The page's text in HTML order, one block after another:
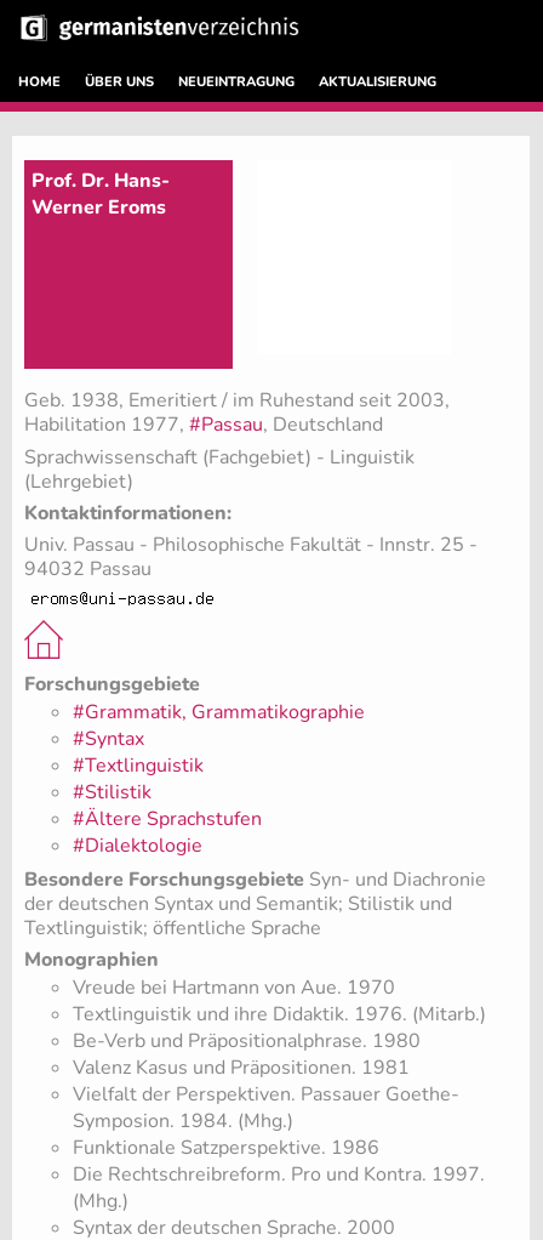
HOME ÜBER UNS NEUEINTRAGUNG AKTUALISIERUNG
Prof. Dr. Hans-
Werner Eroms
Geb. 1938, Emeritiert / im Ruhestand seit 2003,
Habilitation 1977, #Passau, Deutschland
Sprachwissenschaft (Fachgebiet) - Linguistik
(Lehrgebiet)
Kontaktinformationen:
Univ. Passau - Philosophische Fakultät - Innstr. 25 -
94032 Passau
Forschungsgebiete
#Grammatik, Grammatikographie
#Syntax
#Textlinguistik
#Stilistik
#Ältere Sprachstufen
#Dialektologie
Besondere Forschungsgebiete Syn- und Diachronie
der deutschen Syntax und Semantik; Stilistik und
Textlinguistik; öffentliche Sprache
Monographien
Vreude bei Hartmann von Aue. 1970
Textlinguistik und ihre Didaktik. 1976. (Mitarb.)
Be-Verb und Präpositionalphrase. 1980
Valenz Kasus und Präpositionen. 1981
Vielfalt der Perspektiven. Passauer Goethe-
Symposion. 1984. (Mhg.)
Funktionale Satzperspektive. 1986
Die Rechtschreibreform. Pro und Kontra. 1997.
(Mhg.)
Syntax der deutschen Sprache. 2000